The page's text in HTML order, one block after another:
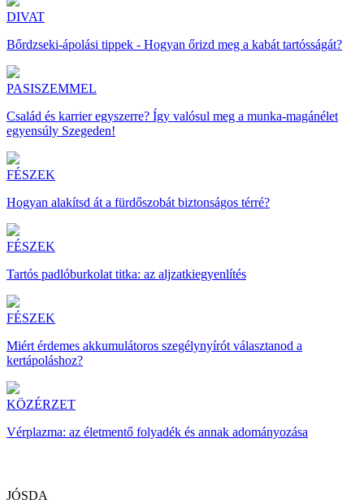
DIVAT
Bőrdzseki-ápolási tippek - Hogyan őrizd meg a kabát tartósságát?
PASISZEMMEL
Család és karrier egyszerre? Így valósul meg a munka-magánélet
egyensúly Szegeden!
FÉSZEK
Hogyan alakítsd át a fürdőszobát biztonságos térré?
FÉSZEK
Tartós padlóburkolat titka: az aljzatkiegyenlítés
FÉSZEK
Miért érdemes akkumulátoros szegélynyírót választanod a
kertápoláshoz?
KÖZÉRZET
Vérplazma: az életmentő folyadék és annak adományozása
JÓSDA